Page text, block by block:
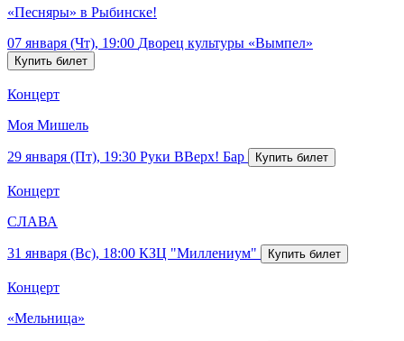
«Песняры» в Рыбинске!
07 января (Чт), 19:00 Дворец культуры «Вымпел»
Концерт
Моя Мишель
29 января (Пт), 19:30 Руки ВВерх! Бар
Концерт
СЛАВА
31 января (Вс), 18:00 КЗЦ "Миллениум"
Концерт
«Мельница»